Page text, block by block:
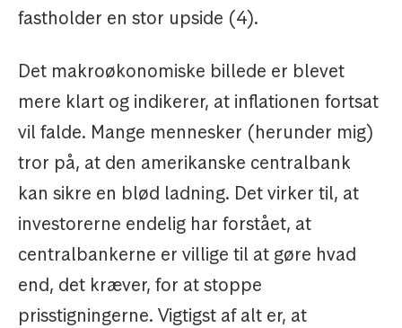
fastholder en stor upside (4).
Det makroøkonomiske billede er blevet
mere klart og indikerer, at inflationen fortsat
vil falde. Mange mennesker (herunder mig)
tror på, at den amerikanske centralbank
kan sikre en blød ladning. Det virker til, at
investorerne endelig har forstået, at
centralbankerne er villige til at gøre hvad
end, det kræver, for at stoppe
prisstigningerne. Vigtigst af alt er, at